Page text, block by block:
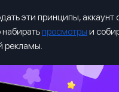
эти принципы, аккаунт
просмотры и
рекламы.